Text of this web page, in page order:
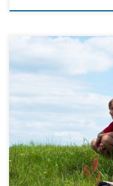
Участник Альянса социально
Тюменской области ̶ ТРОО
проведении серии
Семинары пройдут